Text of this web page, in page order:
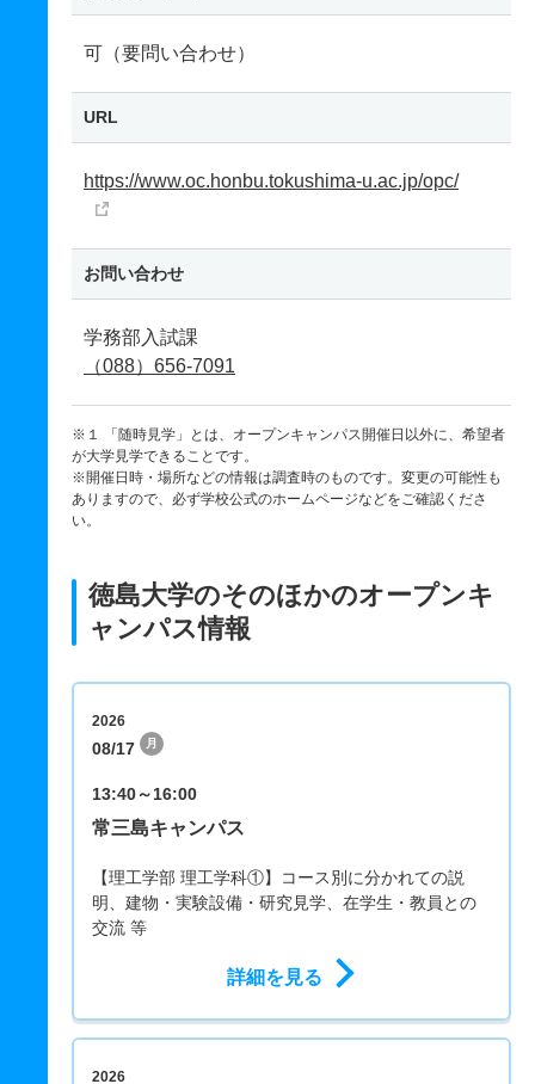
可（要問い合わせ）
URL
https://www.oc.honbu.tokushima-u.ac.jp/opc/
お問い合わせ
学務部入試課
（088）656-7091
※１ 「随時見学」とは、オープンキャンパス開催日以外に、希望者
が大学見学できることです。
※開催日時・場所などの情報は調査時のものです。変更の可能性も
ありますので、必ず学校公式のホームページなどをご確認くださ
い。
徳島大学のそのほかのオープンキ
ャンパス情報
2026
08/17 月
13:40～16:00
常三島キャンパス
【理工学部 理工学科①】コース別に分かれての説
明、建物・実験設備・研究見学、在学生・教員との
交流 等
詳細を見る
2026